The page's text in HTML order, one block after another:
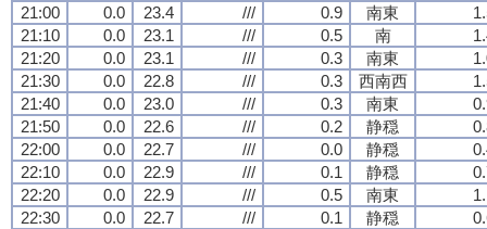
21:00
0.0 23.4 /// 0.9 南東
21:10
0.0 23.1 /// 0.5 南
21:20
0.0 23.1 /// 0.3 南東
21:30
0.0 22.8 /// 0.3 西南西
21:40
0.0 23.0 /// 0.3 南東
21:50
0.0 22.6 /// 0.2 静穏
22:00
0.0 22.7 /// 0.0 静穏
22:10
0.0 22.9 /// 0.1 静穏
22:20
0.0 22.9 /// 0.5 南東
22:30
0.0 22.7 /// 0.1 静穏